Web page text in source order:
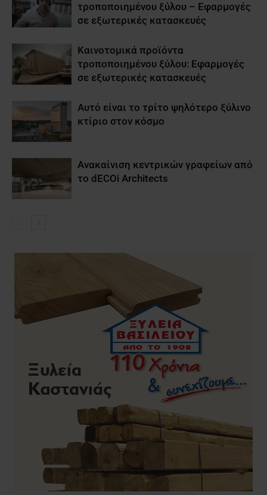
τροποποιημένου ξύλου – Εφαρμογές
σε εξωτερικές κατασκευές
Καινοτομικά προϊόντα
τροποποιημένου ξύλου: Εφαρμογές
σε εξωτερικές κατασκευές
Αυτό είναι το τρίτο ψηλότερο ξύλινο
κτίριο στον κόσμο
Ανακαίνιση κεντρικών γραφείων από
το dECOi Architects